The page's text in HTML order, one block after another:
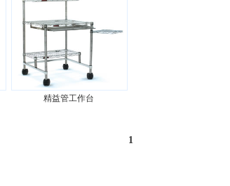
精益管工作台
1